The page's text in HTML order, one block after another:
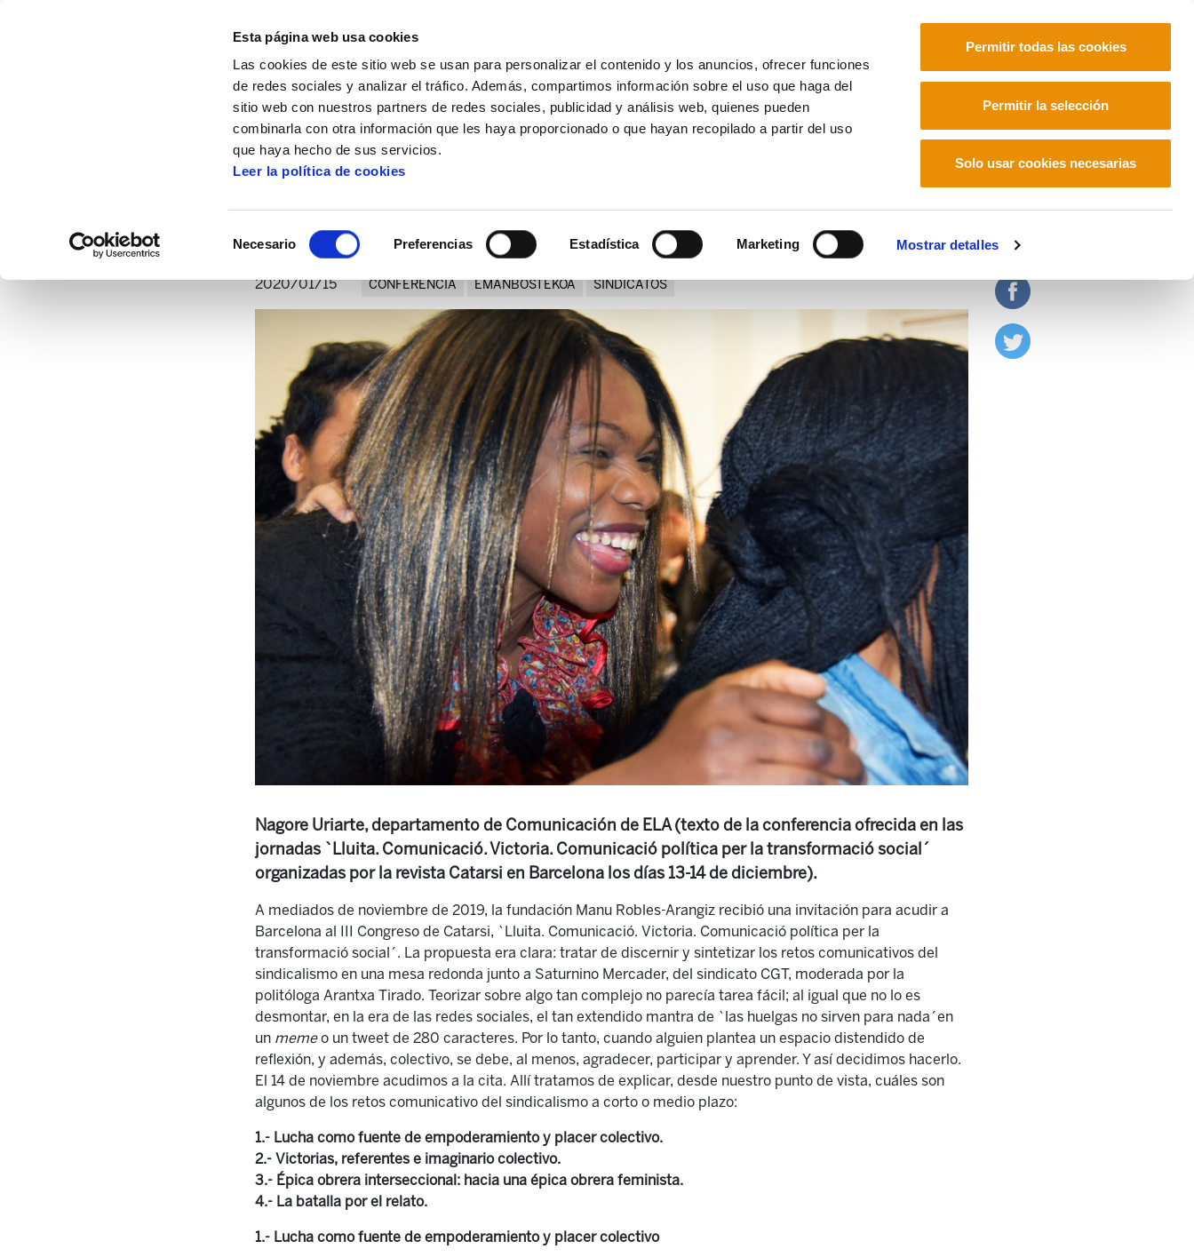
Esta página web usa cookies
Las cookies de este sitio web se usan para personalizar el contenido y los anuncios, ofrecer funciones
de redes sociales y analizar el tráfico. Además, compartimos información sobre el uso que haga del
sitio web con nuestros partners de redes sociales, publicidad y análisis web, quienes pueden
combinarla con otra información que les haya proporcionado o que hayan recopilado a partir del uso
que haya hecho de sus servicios.
Leer la política de cookies
Necesario Preferencias Estadística Marketing Mostrar detalles
Permitir todas las cookies
Permitir la selección
Solo usar cookies necesarias
Lucha. Comunicación. Victoria.
2020/01/15 CONFERENCIA EMANBOSTEKOA SINDICATOS
Nagore Uriarte, departamento de Comunicación de ELA (texto de la conferencia ofrecida en las
jornadas `Lluita. Comunicació. Victoria. Comunicació política per la transformació social´
organizadas por la revista Catarsi en Barcelona los días 13-14 de diciembre).
A mediados de noviembre de 2019, la fundación Manu Robles-Arangiz recibió una invitación para acudir a
Barcelona al III Congreso de Catarsi, `Lluita. Comunicació. Victoria. Comunicació política per la
transformació social´. La propuesta era clara: tratar de discernir y sintetizar los retos comunicativos del
sindicalismo en una mesa redonda junto a Saturnino Mercader, del sindicato CGT, moderada por la
politóloga Arantxa Tirado. Teorizar sobre algo tan complejo no parecía tarea fácil; al igual que no lo es
desmontar, en la era de las redes sociales, el tan extendido mantra de `las huelgas no sirven para nada´en
un memeo un tweet de 280 caracteres. Por lo tanto, cuando alguien plantea un espacio distendido de
reflexión, y además, colectivo, se debe, al menos, agradecer, participar y aprender. Y así decidimos hacerlo.
El 14 de noviembre acudimos a la cita. Allí tratamos de explicar, desde nuestro punto de vista, cuáles son
algunos de los retos comunicativo del sindicalismo a corto o medio plazo:
1.- Lucha como fuente de empoderamiento y placer colectivo.
2.- Victorias, referentes e imaginario colectivo.
3.- Épica obrera interseccional: hacia una épica obrera feminista.
4.- La batalla por el relato.
1.- Lucha como fuente de empoderamiento y placer colectivo